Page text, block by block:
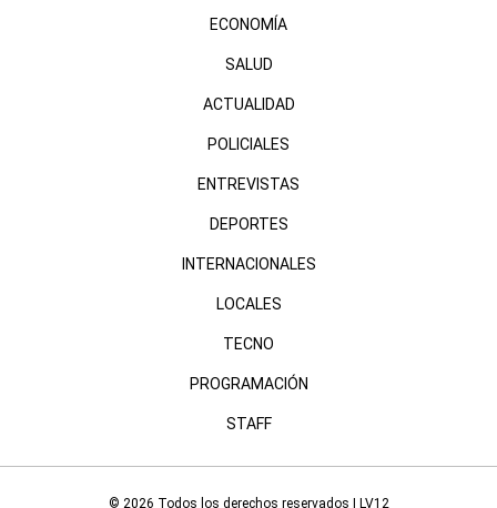
ECONOMÍA
SALUD
ACTUALIDAD
POLICIALES
ENTREVISTAS
DEPORTES
INTERNACIONALES
LOCALES
TECNO
PROGRAMACIÓN
STAFF
© 2026 Todos los derechos reservados | LV12